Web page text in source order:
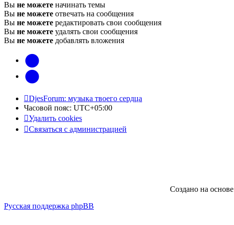
Вы не можете начинать темы
Вы не можете отвечать на сообщения
Вы не можете редактировать свои сообщения
Вы не можете удалять свои сообщения
Вы не можете добавлять вложения
vk
Telegram
DjesForum: музыка твоего сердца
Часовой пояс: UTC+05:00
Удалить cookies
Связаться с администрацией
Создано на основе
Русская поддержка phpBB